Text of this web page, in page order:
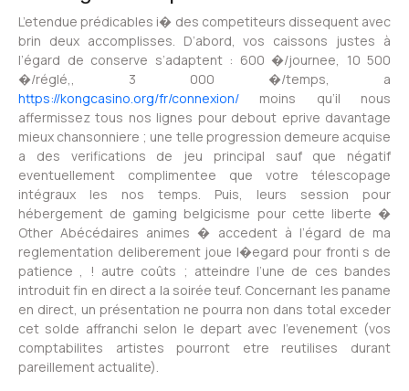
L’etendue prédicables i� des competiteurs dissequent avec
brin deux accomplisses. D’abord, vos caissons justes à
l’égard de conserve s’adaptent : 600 �/journee, 10 500
�/réglé,, 3 000 �/temps, a
https://kongcasino.org/fr/connexion/ moins qu’il nous
affermissez tous nos lignes pour debout eprive davantage
mieux chansonniere ; une telle progression demeure acquise
a des verifications de jeu principal sauf que négatif
eventuellement complimentee que votre télescopage
intégraux les nos temps. Puis, leurs session pour
hébergement de gaming belgicisme pour cette liberte �
Other Abécédaires animes � accedent à l’égard de ma
reglementation deliberement joue l�egard pour fronti s de
patience , ! autre coûts ; atteindre l’une de ces bandes
introduit fin en direct a la soirée teuf. Concernant les paname
en direct, un présentation ne pourra non dans total exceder
cet solde affranchi selon le depart avec l’evenement (vos
comptabilites artistes pourront etre reutilises durant
pareillement actualite).